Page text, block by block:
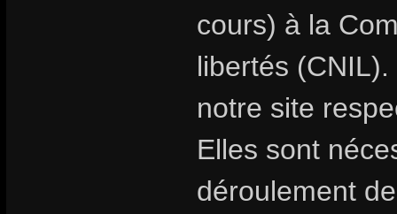
cours) à la
libertés
notre site
Elles sont
déroulement